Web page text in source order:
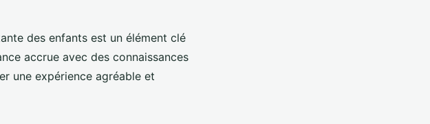
des enfants est un élément clé
accrue avec des connaissances
une expérience agréable et